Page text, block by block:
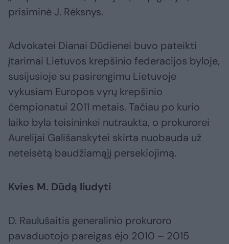
prisiminė J. Rėksnys.
Advokatei Dianai Dūdienei buvo pateikti
įtarimai Lietuvos krepšinio federacijos byloje,
susijusioje su pasirengimu Lietuvoje
vykusiam Europos vyrų krepšinio
čempionatui 2011 metais. Tačiau po kurio
laiko byla teisininkei nutraukta, o prokurorei
Aurelijai Gališanskytei skirta nuobauda už
neteisėtą baudžiamąjį persekiojimą.
Kvies M. Dūdą liudyti
D. Raulušaitis generalinio prokuroro
pavaduotojo pareigas ėjo 2010 – 2015